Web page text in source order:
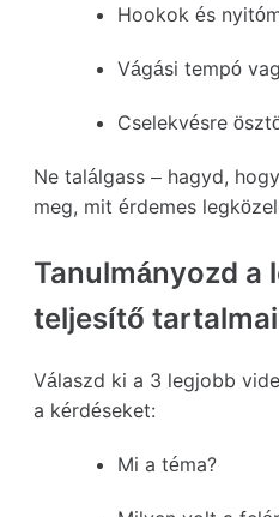
Hookok és
Vágási tempó
Cselekvésre
Ne találgass – hagyd,
meg, mit érdemes
Tanulmányozd a
teljesítő
Válaszd ki a 3 legjobb
a kérdéseket:
Mi a téma?